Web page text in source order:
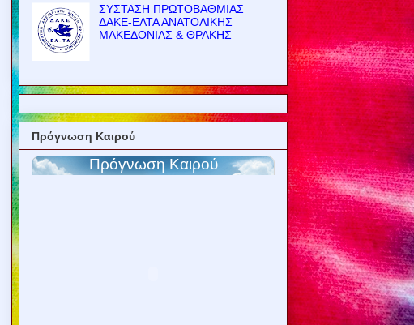
ΣΥΣΤΑΣΗ ΠΡΩΤΟΒΑΘΜΙΑΣ
ΔΑΚΕ-ΕΛΤΑ ΑΝΑΤΟΛΙΚΗΣ
ΜΑΚΕΔΟΝΙΑΣ & ΘΡΑΚΗΣ
Πρόγνωση Καιρού